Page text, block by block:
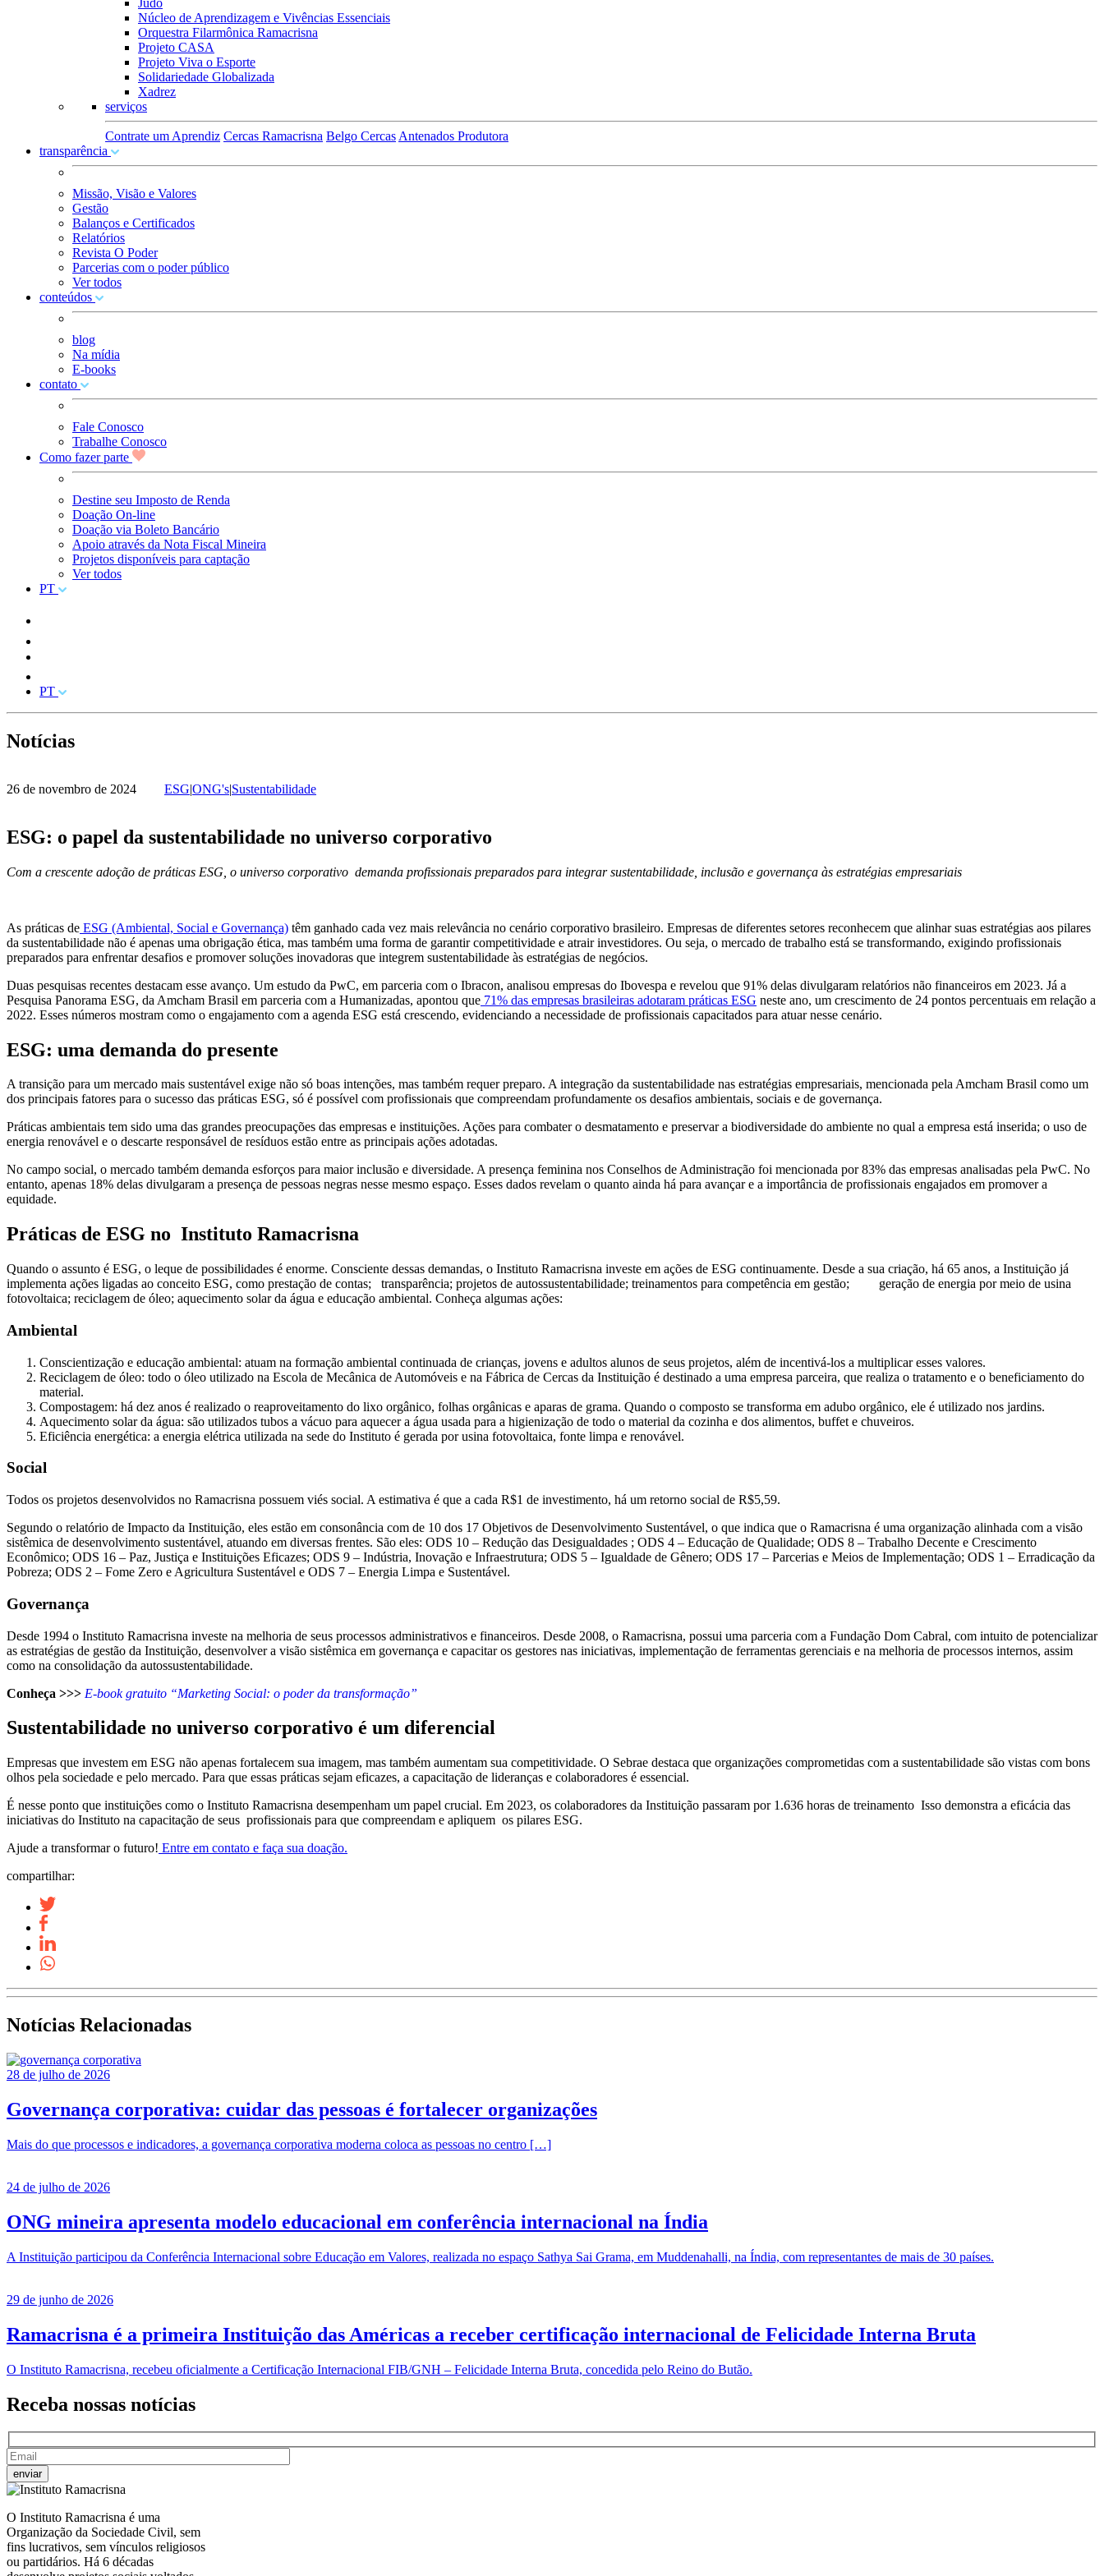
Judô
Núcleo de Aprendizagem e Vivências Essenciais
Orquestra Filarmônica Ramacrisna
Projeto CASA
Projeto Viva o Esporte
Solidariedade Globalizada
Xadrez
serviços
Contrate um Aprendiz Cercas Ramacrisna Belgo Cercas Antenados Produtora
transparência
Missão, Visão e Valores
Gestão
Balanços e Certificados
Relatórios
Revista O Poder
Parcerias com o poder público
Ver todos
conteúdos
blog
Na mídia
E-books
contato
Fale Conosco
Trabalhe Conosco
Como fazer parte
Destine seu Imposto de Renda
Doação On-line
Doação via Boleto Bancário
Apoio através da Nota Fiscal Mineira
Projetos disponíveis para captação
Ver todos
PT
PT
Notícias
26 de novembro de 2024 ESG|ONG's|Sustentabilidade
ESG: o papel da sustentabilidade no universo corporativo
Com a crescente adoção de práticas ESG, o universo corporativo demanda profissionais preparados para integrar sustentabilidade, inclusão e governança às estratégias empresariais
As práticas de ESG (Ambiental, Social e Governança) têm ganhado cada vez mais relevância no cenário corporativo brasileiro. Empresas de diferentes setores reconhecem que alinhar suas estratégias aos pilares
da sustentabilidade não é apenas uma obrigação ética, mas também uma forma de garantir competitividade e atrair investidores. Ou seja, o mercado de trabalho está se transformando, exigindo profissionais
preparados para enfrentar desafios e promover soluções inovadoras que integrem sustentabilidade às estratégias de negócios.
Duas pesquisas recentes destacam esse avanço. Um estudo da PwC, em parceria com o Ibracon, analisou empresas do Ibovespa e revelou que 91% delas divulgaram relatórios não financeiros em 2023. Já a
Pesquisa Panorama ESG, da Amcham Brasil em parceria com a Humanizadas, apontou que 71% das empresas brasileiras adotaram práticas ESG neste ano, um crescimento de 24 pontos percentuais em relação a
2022. Esses números mostram como o engajamento com a agenda ESG está crescendo, evidenciando a necessidade de profissionais capacitados para atuar nesse cenário.
ESG: uma demanda do presente
A transição para um mercado mais sustentável exige não só boas intenções, mas também requer preparo. A integração da sustentabilidade nas estratégias empresariais, mencionada pela Amcham Brasil como um
dos principais fatores para o sucesso das práticas ESG, só é possível com profissionais que compreendam profundamente os desafios ambientais, sociais e de governança.
Práticas ambientais tem sido uma das grandes preocupações das empresas e instituições. Ações para combater o desmatamento e preservar a biodiversidade do ambiente no qual a empresa está inserida; o uso de
energia renovável e o descarte responsável de resíduos estão entre as principais ações adotadas.
No campo social, o mercado também demanda esforços para maior inclusão e diversidade. A presença feminina nos Conselhos de Administração foi mencionada por 83% das empresas analisadas pela PwC. No
entanto, apenas 18% delas divulgaram a presença de pessoas negras nesse mesmo espaço. Esses dados revelam o quanto ainda há para avançar e a importância de profissionais engajados em promover a
equidade.
Práticas de ESG no Instituto Ramacrisna
Quando o assunto é ESG, o leque de possibilidades é enorme. Consciente dessas demandas, o Instituto Ramacrisna investe em ações de ESG continuamente. Desde a sua criação, há 65 anos, a Instituição já
implementa ações ligadas ao conceito ESG, como prestação de contas;
transparência; projetos de autossustentabilidade; treinamentos para competência em gestão;
geração de energia por meio de usina
fotovoltaica; reciclagem de óleo; aquecimento solar da água e educação ambiental. Conheça algumas ações:
Ambiental
Conscientização e educação ambiental: atuam na formação ambiental continuada de crianças, jovens e adultos alunos de seus projetos, além de incentivá-los a multiplicar esses valores.
Reciclagem de óleo: todo o óleo utilizado na Escola de Mecânica de Automóveis e na Fábrica de Cercas da Instituição é destinado a uma empresa parceira, que realiza o tratamento e o beneficiamento do
material.
Compostagem: há dez anos é realizado o reaproveitamento do lixo orgânico, folhas orgânicas e aparas de grama. Quando o composto se transforma em adubo orgânico, ele é utilizado nos jardins.
Aquecimento solar da água: são utilizados tubos a vácuo para aquecer a água usada para a higienização de todo o material da cozinha e dos alimentos, buffet e chuveiros.
Eficiência energética: a energia elétrica utilizada na sede do Instituto é gerada por usina fotovoltaica, fonte limpa e renovável.
Social
Todos os projetos desenvolvidos no Ramacrisna possuem viés social. A estimativa é que a cada R$1 de investimento, há um retorno social de R$5,59.
Segundo o relatório de Impacto da Instituição, eles estão em consonância com de 10 dos 17 Objetivos de Desenvolvimento Sustentável, o que indica que o Ramacrisna é uma organização alinhada com a visão
sistêmica de desenvolvimento sustentável, atuando em diversas frentes. São eles: ODS 10 – Redução das Desigualdades ; ODS 4 – Educação de Qualidade; ODS 8 – Trabalho Decente e Crescimento
Econômico; ODS 16 – Paz, Justiça e Instituições Eficazes; ODS 9 – Indústria, Inovação e Infraestrutura; ODS 5 – Igualdade de Gênero; ODS 17 – Parcerias e Meios de Implementação; ODS 1 – Erradicação da
Pobreza; ODS 2 – Fome Zero e Agricultura Sustentável e ODS 7 – Energia Limpa e Sustentável.
Governança
Desde 1994 o Instituto Ramacrisna investe na melhoria de seus processos administrativos e financeiros. Desde 2008, o Ramacrisna, possui uma parceria com a Fundação Dom Cabral, com intuito de potencializar
as estratégias de gestão da Instituição, desenvolver a visão sistêmica em governança e capacitar os gestores nas iniciativas, implementação de ferramentas gerenciais e na melhoria de processos internos, assim
como na consolidação da autossustentabilidade.
Conheça >>> E-book gratuito “Marketing Social: o poder da transformação”
Sustentabilidade no universo corporativo é um diferencial
Empresas que investem em ESG não apenas fortalecem sua imagem, mas também aumentam sua competitividade. O Sebrae destaca que organizações comprometidas com a sustentabilidade são vistas com bons
olhos pela sociedade e pelo mercado. Para que essas práticas sejam eficazes, a capacitação de lideranças e colaboradores é essencial.
É nesse ponto que instituições como o Instituto Ramacrisna desempenham um papel crucial. Em 2023, os colaboradores da Instituição passaram por 1.636 horas de treinamento Isso demonstra a eficácia das
iniciativas do Instituto na capacitação de seus profissionais para que compreendam e apliquem os pilares ESG.
Ajude a transformar o futuro! Entre em contato e faça sua doação.
compartilhar:
Notícias Relacionadas
28 de julho de 2026
Governança corporativa: cuidar das pessoas é fortalecer organizações
Mais do que processos e indicadores, a governança corporativa moderna coloca as pessoas no centro […]
24 de julho de 2026
ONG mineira apresenta modelo educacional em conferência internacional na Índia
A Instituição participou da Conferência Internacional sobre Educação em Valores, realizada no espaço Sathya Sai Grama, em Muddenahalli, na Índia, com representantes de mais de 30 países.
29 de junho de 2026
Ramacrisna é a primeira Instituição das Américas a receber certificação internacional de Felicidade Interna Bruta
O Instituto Ramacrisna, recebeu oficialmente a Certificação Internacional FIB/GNH – Felicidade Interna Bruta, concedida pelo Reino do Butão.
Receba nossas notícias
O Instituto Ramacrisna é uma
Organização da Sociedade Civil, sem
fins lucrativos, sem vínculos religiosos
ou partidários. Há 6 décadas